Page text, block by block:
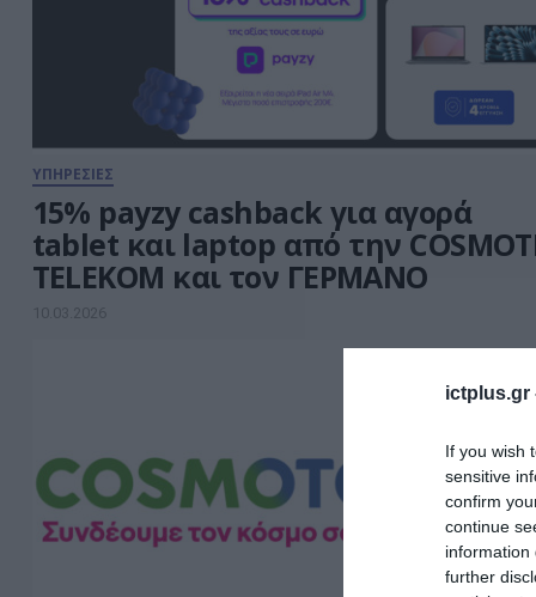
ictplus.gr
If you wish
sensitive
confirm
continue
information
further
ΥΠΗΡΕΣΙΕΣ
15% payzy cashback για αγορά
tablet και laptop από την
TELEKOM και τον ΓΕΡΜΑΝΟ
10.03.2026